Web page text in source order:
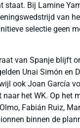
staat. Bij Lamine
van
selectie geen
van Spanje blijft
Unai Simón en
ook Joan García
het WK. Op het
Fabián Ruiz,
binnen de